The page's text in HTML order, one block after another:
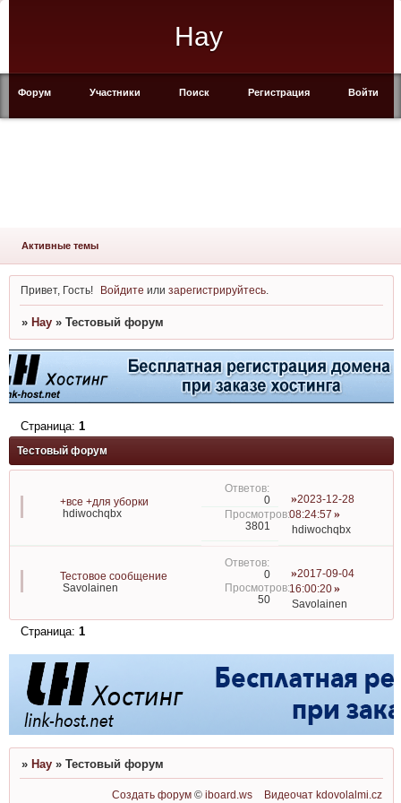
Hay
Форум Участники Поиск Регистрация Войти
Активные темы
Привет, Гость! Войдите илизарегистрируйтесь
» Hay » Тестовый форум
Тестовый форум
Страница: 1
+все +для уборки
hdiwochqbx
0
3801
2023-12-28
08:24:57
hdiwochqbx
Тестовое сообщение
Savolainen
0
50
2017-09-04
16:00:20
Savolainen
Страница: 1
» Hay » Тестовый форум
Создать форум ©iboard.ws Видеочат kdovolalmi.cz